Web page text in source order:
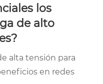
los
de alto
alta tensión para
en redes